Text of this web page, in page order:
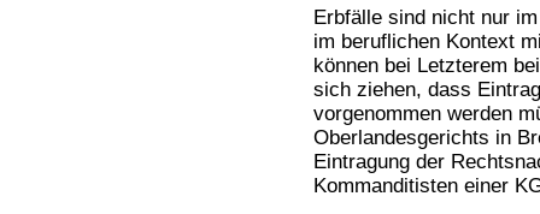
Erbfälle sind nicht nur
im beruflichen Kontext
können bei Letzterem
sich ziehen, dass
vorgenommen werden
Oberlandesgerichts in
Eintragung der
Kommanditisten einer